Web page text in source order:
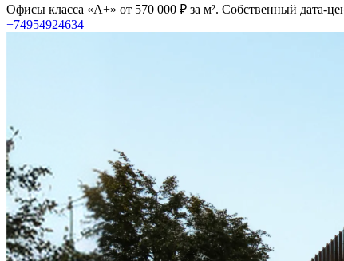
Офисы класса «А+» от 570 000 ₽ за м². Собственный дата-
+74954924634